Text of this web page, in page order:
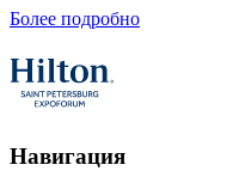
Более подробно
Навигация